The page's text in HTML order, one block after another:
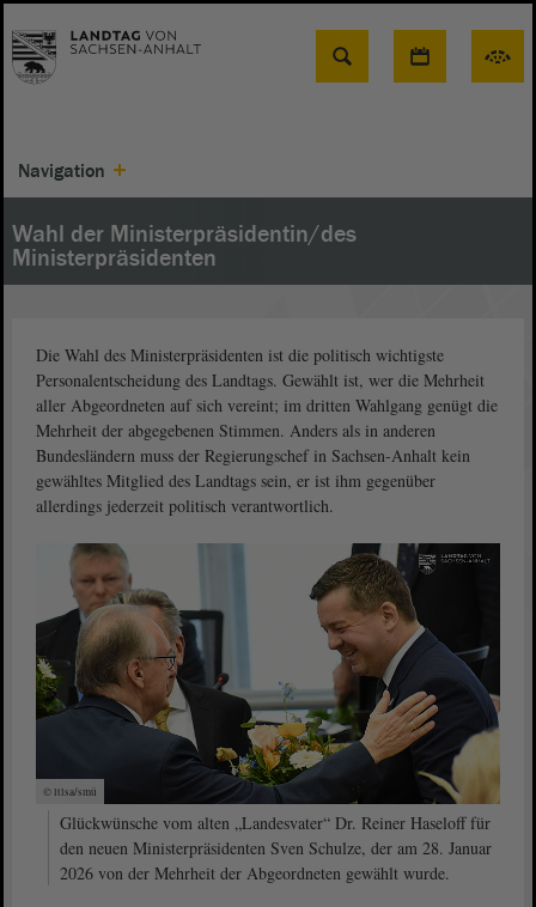
Suche
Navigation
Wahl der Ministerpräsidentin/des
Ministerpräsidenten
Die Wahl des Ministerpräsidenten ist die politisch wichtigste
Personalentscheidung des Landtags. Gewählt ist, wer die Mehrheit
aller Abgeordneten auf sich vereint; im dritten Wahlgang genügt die
Mehrheit der abgegebenen Stimmen. Anders als in anderen
Bundesländern muss der Regierungschef in Sachsen-Anhalt kein
gewähltes Mitglied des Landtags sein, er ist ihm gegenüber
allerdings jederzeit politisch verantwortlich.
© ltlsa/smü
Glückwünsche vom alten „Landesvater“ Dr. Reiner Haseloff für
den neuen Ministerpräsidenten Sven Schulze, der am 28. Januar
2026 von der Mehrheit der Abgeordneten gewählt wurde.